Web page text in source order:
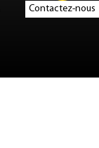
Contactez-nous